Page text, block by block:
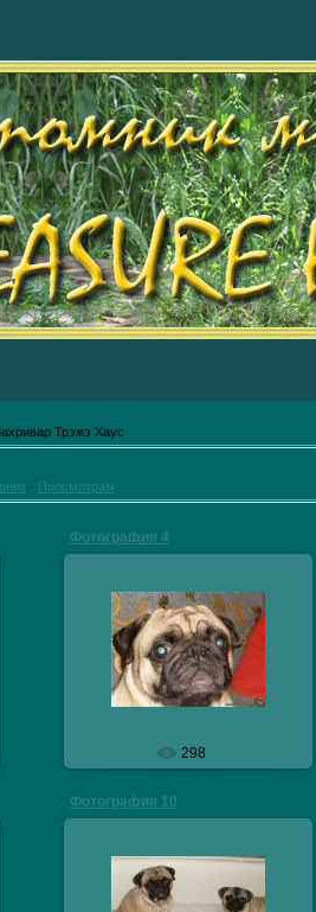
Трэжэ Хаус
· Просмотрам
Фотография 4
29.10.2009
veresmops
298
Фотография 10
29.10.2009